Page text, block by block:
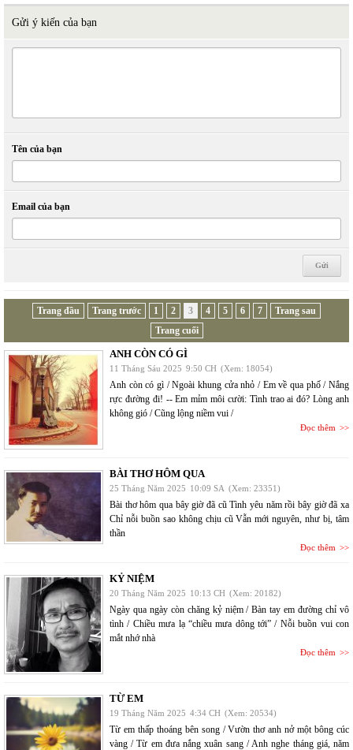
Gửi ý kiến của bạn
Tên của bạn
Email của bạn
Trang đầu Trang trước 1 2 3 4 5 6 7
Trang sau
Trang cuối
ANH CÒN CÓ GÌ
11 Tháng Sáu 2025 9:50 CH (Xem: 18054)
Anh còn có gì / Ngoài khung cửa nhỏ / Em về qua phố / Nắng
rực đường đi! -- Em mỉm môi cười: Tình trao ai đó? Lòng anh
không gió / Cũng lộng niềm vui /
Đọc thêm
BÀI THƠ HÔM QUA
25 Tháng Năm 2025 10:09 SA (Xem: 23351)
Bài thơ hôm qua bây giờ đã cũ Tình yêu năm rồi bây giờ đã xa
Chỉ nỗi buồn sao không chịu cũ Vẫn mới nguyên, như bị, tâm
thần
Đọc thêm
KỶ NIỆM
20 Tháng Năm 2025 10:13 CH (Xem: 20182)
Ngày qua ngày còn chăng kỷ niệm / Bàn tay em đường chỉ vô
tình / Chiều mưa lạ “chiều mưa dông tới” / Nỗi buồn vui con
mắt nhớ nhà
Đọc thêm
TỪ EM
19 Tháng Năm 2025 4:34 CH (Xem: 20534)
Từ em thấp thoáng bên song / Vườn thơ anh nở một bông cúc
vàng / Từ em đưa nắng xuân sang / Anh nghe tháng giá, năm